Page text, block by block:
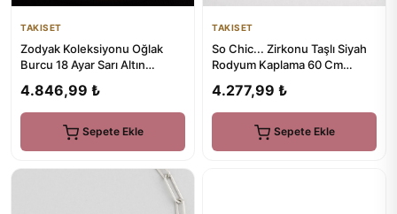
TAKISET
Zodyak Koleksiyonu Oğlak
Burcu 18 Ayar Sarı Altın
4.846,99 ₺
Sepete Ekle
TAKISET
So Chic... Zirkonu Taşlı Siyah
Rodyum Kaplama 60 Cm
4.277,99 ₺
Sepete Ekle